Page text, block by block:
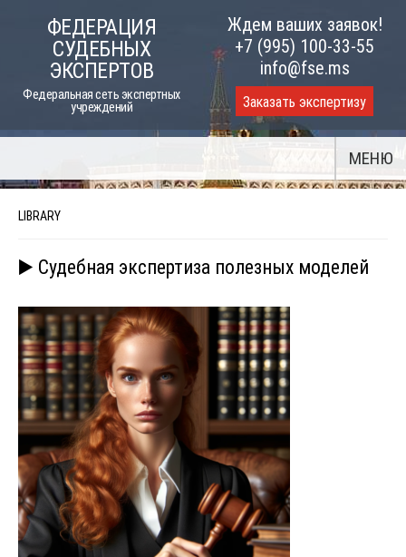
ФЕДЕРАЦИЯ
СУДЕБНЫХ
ЭКСПЕРТОВ
Федеральная сеть экспертных
учреждений
Ждем ваших заявок!
+7 (995) 100-33-55
info@fse.ms
Заказать экспертизу
МЕНЮ
LIBRARY
▶️ Судебная экспертиза полезных моделей